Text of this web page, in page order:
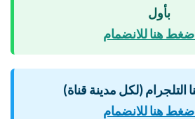
بأول
هنا للانضمام
التلجرام (لكل مدينة قناة)
هنا للانضمام